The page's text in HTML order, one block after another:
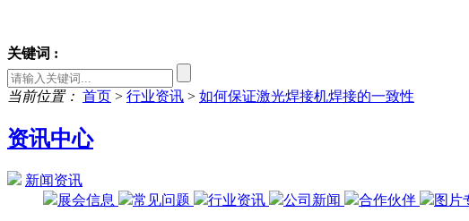
关键词 :
当前位置： 首页 > 行业资讯 > 如何保证激光焊接机焊接的一致性
资讯中心
新闻资讯
展会信息
常见问题 行业资讯 公司新闻 合作伙伴 图片